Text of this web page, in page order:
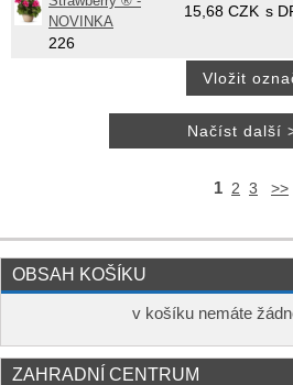
NOVINKA
226
15,68 CZK s
1 2 3 >>
OBSAH KOŠÍKU
v košíku nemáte
ZAHRADNÍ CENTRUM